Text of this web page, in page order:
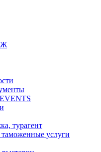
турагент
таможенные услуги